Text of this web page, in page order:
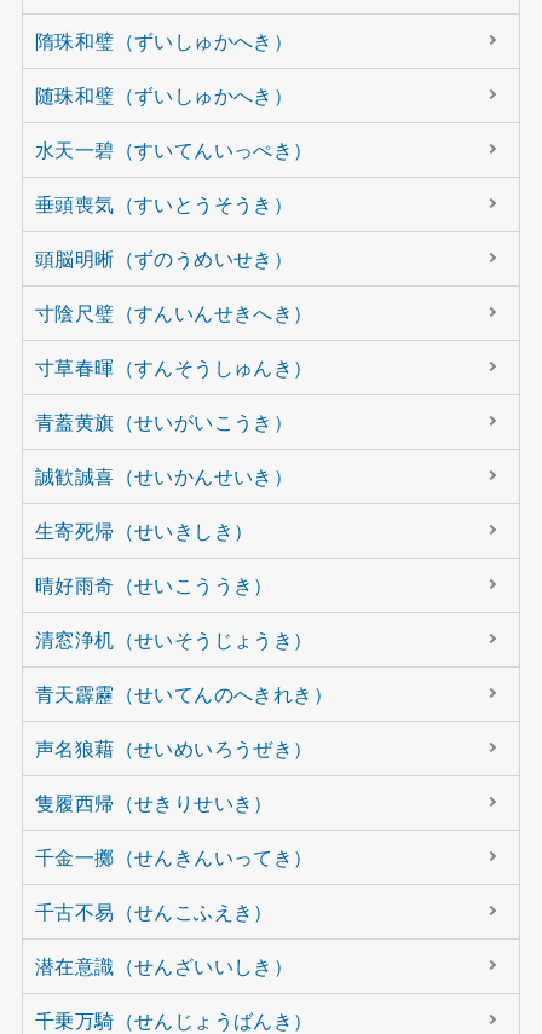
隋珠和璧（ずいしゅかへき）
随珠和璧（ずいしゅかへき）
水天一碧（すいてんいっぺき）
垂頭喪気（すいとうそうき）
頭脳明晰（ずのうめいせき）
寸陰尺璧（すんいんせきへき）
寸草春暉（すんそうしゅんき）
青蓋黄旗（せいがいこうき）
誠歓誠喜（せいかんせいき）
生寄死帰（せいきしき）
晴好雨奇（せいこううき）
清窓浄机（せいそうじょうき）
青天霹靂（せいてんのへきれき）
声名狼藉（せいめいろうぜき）
隻履西帰（せきりせいき）
千金一擲（せんきんいってき）
千古不易（せんこふえき）
潜在意識（せんざいいしき）
千乗万騎（せんじょうばんき）